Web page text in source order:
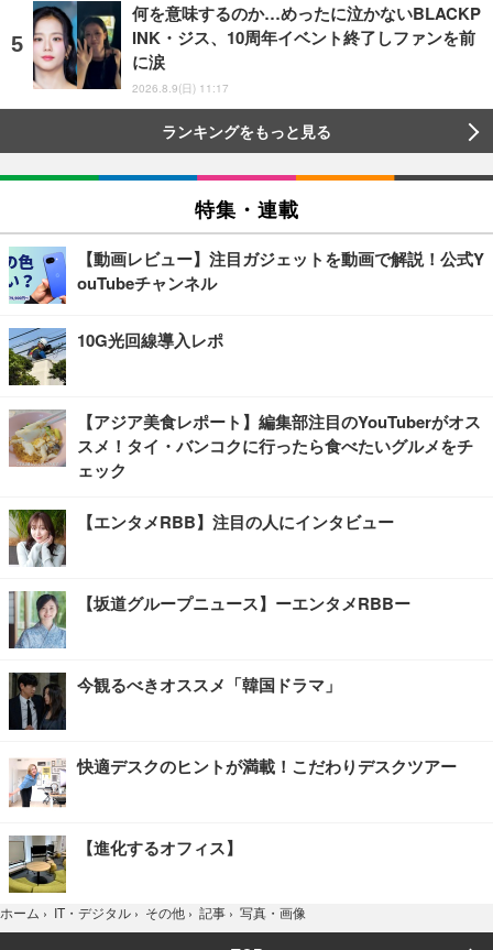
何を意味するのか…めったに泣かないBLACKP
INK・ジス、10周年イベント終了しファンを前
に涙
2026.8.9(日) 11:17
ランキングをもっと見る
特集・連載
【動画レビュー】注目ガジェットを動画で解説！公式Y
ouTubeチャンネル
10G光回線導入レポ
【アジア美食レポート】編集部注目のYouTuberがオス
スメ！タイ・バンコクに行ったら食べたいグルメをチ
ェック
【エンタメRBB】注目の人にインタビュー
【坂道グループニュース】ーエンタメRBBー
今観るべきオススメ「韓国ドラマ」
快適デスクのヒントが満載！こだわりデスクツアー
【進化するオフィス】
ホーム › IT・デジタル › その他 › 記事 › 写真・画像